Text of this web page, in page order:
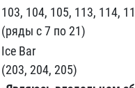
103, 104, 105, 113, 114,
(ряды с 7 по 21)
Ice Bar
(203, 204, 205)